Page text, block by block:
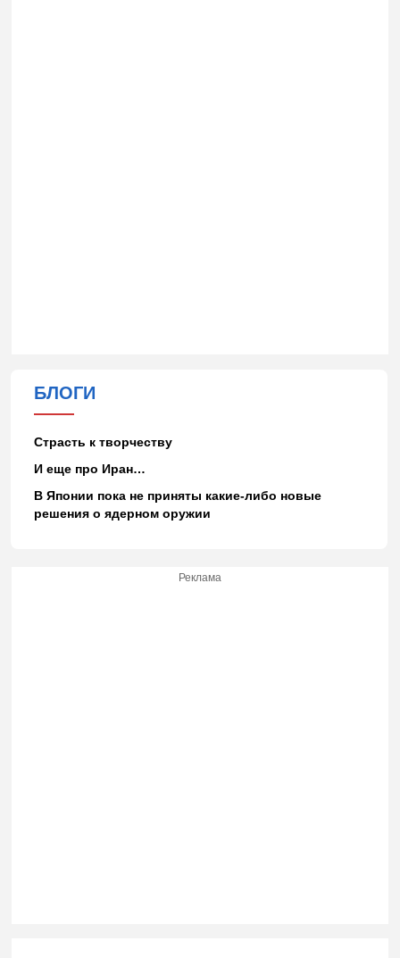
БЛОГИ
Страсть к творчеству
И еще про Иран…
В Японии пока не приняты какие-либо новые
решения о ядерном оружии
Реклама